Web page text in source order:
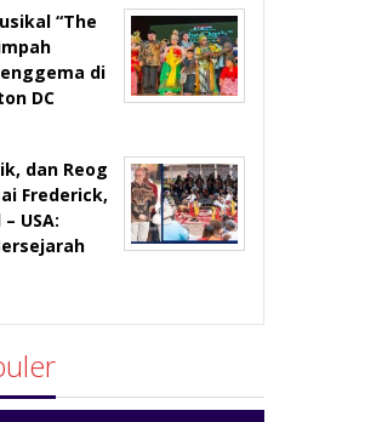
“The
di
DC
dan Reog
Frederick,
USA: